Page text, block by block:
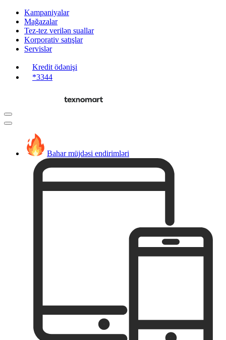
Kampaniyalar
Mağazalar
Tez-tez verilən suallar
Korporativ satışlar
Servislər
Kredit ödənişi
*3344
Bahar müjdəsi endirimləri